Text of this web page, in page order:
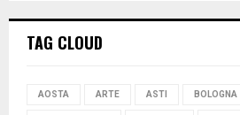
TAG CLOUD
AOSTA ARTE ASTI BOLOGNA